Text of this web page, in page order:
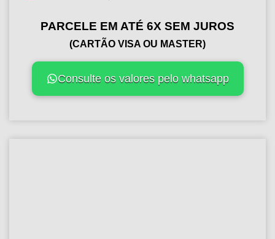
PARCELE EM ATÉ 6X SEM JUROS
(CARTÃO VISA OU MASTER)
Consulte os valores pelo whatsapp